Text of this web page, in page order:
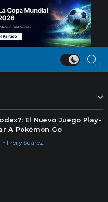
El Nuevo Juego Play-
A Pokémon Go
Freily Suárez